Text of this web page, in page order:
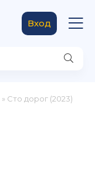
Вход
» Сто дорог (2023)